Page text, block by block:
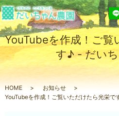
YouTubeを作成！ご
す♪ - だい
HOME
お知らせ
YouTubeを作成！ご覧いただけたら光栄で